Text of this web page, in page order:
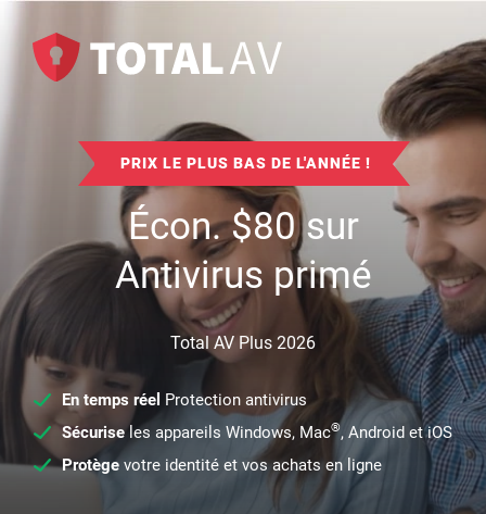
PRIX LE PLUS BAS DE L'ANNÉE !
Écon.$80sur
Antivirus primé
Total AV Plus 2026
En temps réel Protection antivirus
Sécuriseles appareils Windows, Mac®, Android et iOS
Protège votre identité et vos achats en ligne